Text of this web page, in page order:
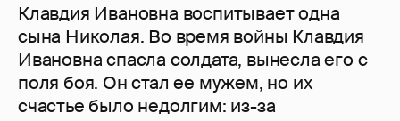
Клавдия Ивановна воспитывает одна
сына Николая. Во время войны Клавдия
Ивановна спасла солдата, вынесла его с
поля боя. Он стал ее мужем, но их
счастье было недолгим: из-за